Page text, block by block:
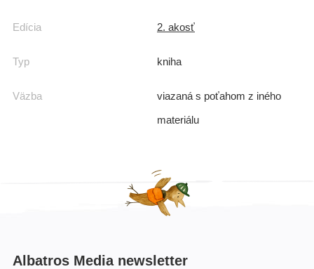
Edícia 2. akosť
Typ kniha
Väzba
viazaná s poťahom z iného
materiálu
Albatros Media newsletter